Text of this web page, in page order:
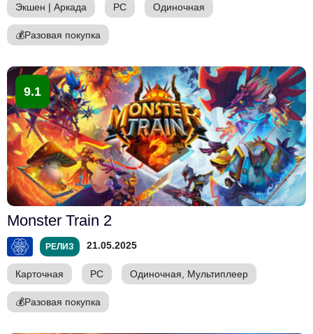
Экшен | Аркада PC Одиночная
💰Разовая покупка
9.1
Monster Train 2
РЕЛИЗ 21.05.2025
Карточная PC Одиночная, Мультиплеер
💰Разовая покупка